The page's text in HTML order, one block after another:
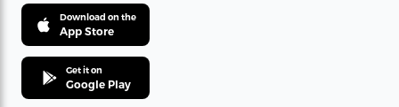
Download on the
App Store
Get it on
Google Play